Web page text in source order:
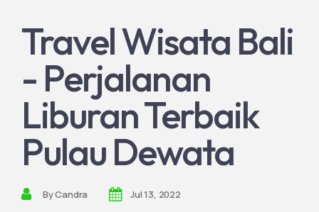
Join Partnership
Travel Wisata Bali
- Perjalanan
Liburan Terbaik
Pulau Dewata
ByCandra Jul 13, 2022